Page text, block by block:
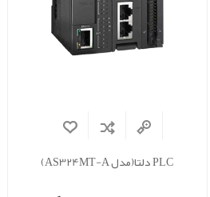
PLC دلتا(مدل AS324MT-A)